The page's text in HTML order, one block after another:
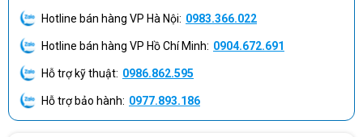
Hotline bán hàng VP Hà Nội: 0983.366.022
Hotline bán hàng VP Hồ Chí Minh: 0904.672.691
Hỗ trợ kỹ thuật: 0986.862.595
Hỗ trợ bảo hành: 0977.893.186